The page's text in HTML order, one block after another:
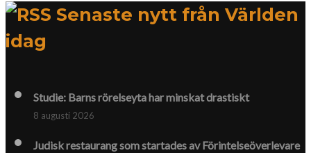
Senaste nytt från Världen
idag
Studie: Barns rörelseyta har minskat drastiskt
8 augusti 2026
Judisk restaurang som startades av Förintelse­överlevare